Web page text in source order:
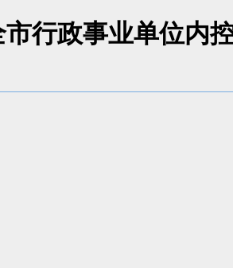
行政事业单位内